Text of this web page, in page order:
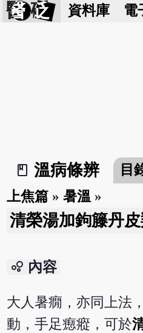
醫 砭 資料庫 電
book_2
溫病條辨 目
上焦篇 »暑溫 »
清榮湯加鉤籐丹
bubble_chart 內容
大人暑癇，亦同上法
動，手足瘛瘲，可於